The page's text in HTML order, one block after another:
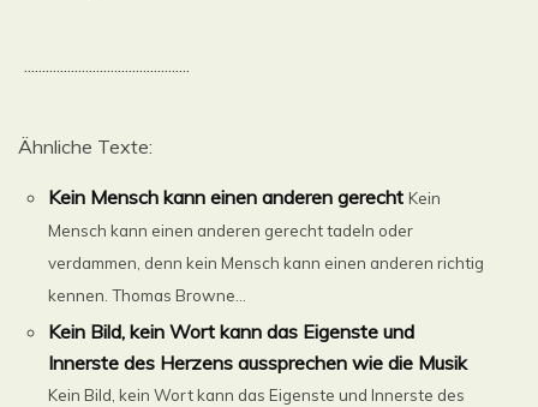
..............................................
Ähnliche Texte:
Kein Mensch kann einen anderen gerecht Kein
Mensch kann einen anderen gerecht tadeln oder
verdammen, denn kein Mensch kann einen anderen richtig
kennen. Thomas Browne...
Kein Bild, kein Wort kann das Eigenste und
Innerste des Herzens aussprechen wie die Musik
Kein Bild, kein Wort kann das Eigenste und Innerste des